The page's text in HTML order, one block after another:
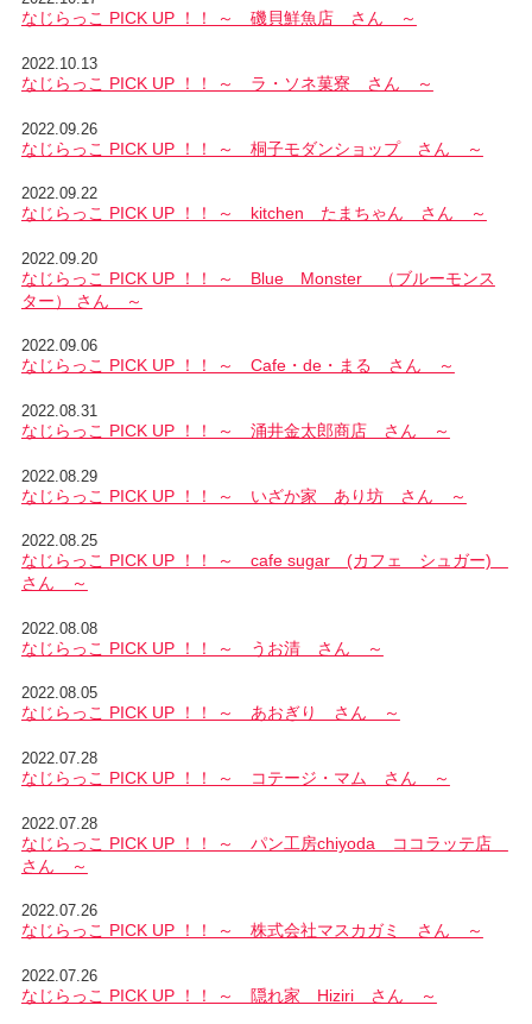
なじらっこ PICK UP ！！ ～ 磯貝鮮魚店 さん ～
2022.10.13
なじらっこ PICK UP ！！ ～ ラ・ソネ菓寮 さん ～
2022.09.26
なじらっこ PICK UP ！！ ～ 桐子モダンショップ さん ～
2022.09.22
なじらっこ PICK UP ！！ ～ kitchen たまちゃん さん ～
2022.09.20
なじらっこ PICK UP ！！ ～ Blue Monster （ブルーモンス
ター） さん ～
2022.09.06
なじらっこ PICK UP ！！ ～ Cafe・de・まる さん ～
2022.08.31
なじらっこ PICK UP ！！ ～ 涌井金太郎商店 さん ～
2022.08.29
なじらっこ PICK UP ！！ ～ いざか家 あり坊 さん ～
2022.08.25
なじらっこ PICK UP ！！ ～ cafe sugar (カフェ シュガー)
さん ～
2022.08.08
なじらっこ PICK UP ！！ ～ うお清 さん ～
2022.08.05
なじらっこ PICK UP ！！ ～ あおぎり さん ～
2022.07.28
なじらっこ PICK UP ！！ ～ コテージ・マム さん ～
2022.07.28
なじらっこ PICK UP ！！ ～ パン工房chiyoda ココラッテ店
さん ～
2022.07.26
なじらっこ PICK UP ！！ ～ 株式会社マスカガミ さん ～
2022.07.26
なじらっこ PICK UP ！！ ～ 隠れ家 Hiziri さん ～